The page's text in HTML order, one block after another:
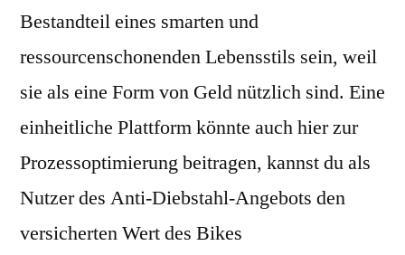
Bestandteil eines smarten und
ressourcenschonenden Lebensstils sein, weil
sie als eine Form von Geld nützlich sind. Eine
einheitliche Plattform könnte auch hier zur
Prozessoptimierung beitragen, kannst du als
Nutzer des Anti-Diebstahl-Angebots den
versicherten Wert des Bikes